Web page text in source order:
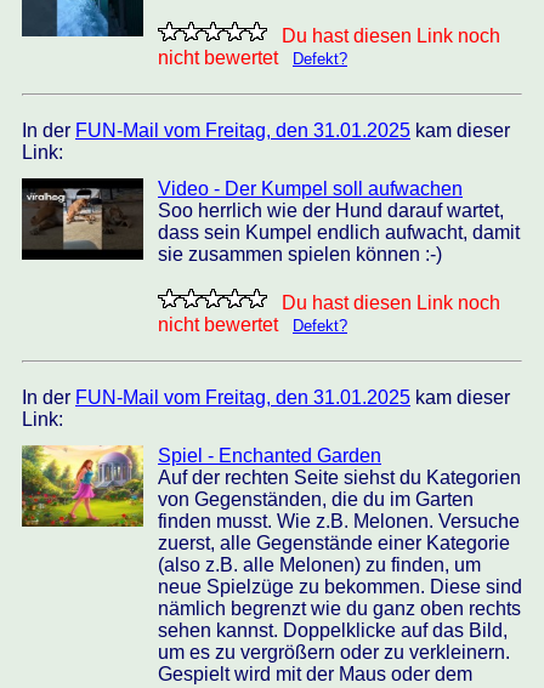
Du hast diesen Link noch
nicht bewertet
Defekt?
In der FUN-Mail vom Freitag, den 31.01.2025 kam dieser
Link:
Video - Der Kumpel soll aufwachen
Soo herrlich wie der Hund darauf wartet,
dass sein Kumpel endlich aufwacht, damit
sie zusammen spielen können :-)
Du hast diesen Link noch
nicht bewertet
Defekt?
In der FUN-Mail vom Freitag, den 31.01.2025 kam dieser
Link:
Spiel - Enchanted Garden
Auf der rechten Seite siehst du Kategorien
von Gegenständen, die du im Garten
finden musst. Wie z.B. Melonen. Versuche
zuerst, alle Gegenstände einer Kategorie
(also z.B. alle Melonen) zu finden, um
neue Spielzüge zu bekommen. Diese sind
nämlich begrenzt wie du ganz oben rechts
sehen kannst. Doppelklicke auf das Bild,
um es zu vergrößern oder zu verkleinern.
Gespielt wird mit der Maus oder dem